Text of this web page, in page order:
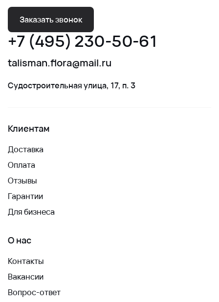
Заказать звонок
+7 (495) 230-50-61
talisman.flora@mail.ru
Судостроительная улица, 17, п. 3
Клиентам
Доставка
Оплата
Отзывы
Гарантии
Для бизнеса
О нас
Контакты
Вакансии
Вопрос-ответ